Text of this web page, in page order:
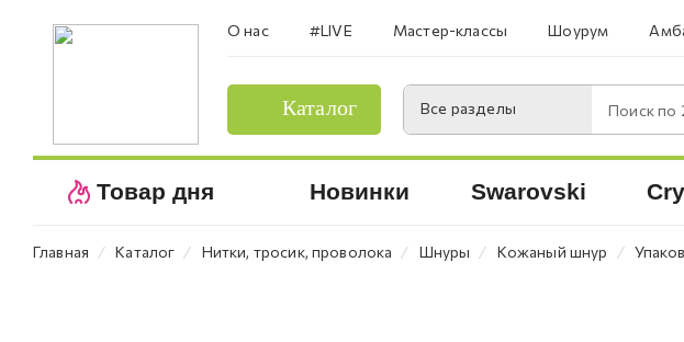
О нас #LIVE Мастер-классы Шоурум
Каталог Все разделы Поиск по
Товар дня Новинки Swarovski
Главная ⁄ Каталог ⁄ Нитки, тросик, проволока ⁄ Шнуры ⁄ Кожаный шнур ⁄